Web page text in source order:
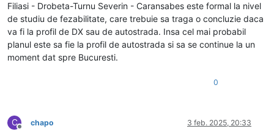
Filiasi - Drobeta-Turnu Severin - Caransabes este formal la nivel
de studiu de fezabilitate, care trebuie sa traga o concluzie daca
va fi la profil de DX sau de autostrada. Insa cel mai probabil
planul este sa fie la profil de autostrada si sa se continue la un
moment dat spre Bucuresti.
0
C
Deconectat
chapo 3 feb. 2025, 20:33